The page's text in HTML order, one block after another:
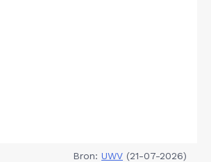
Bron: UWV (21-07-2026)